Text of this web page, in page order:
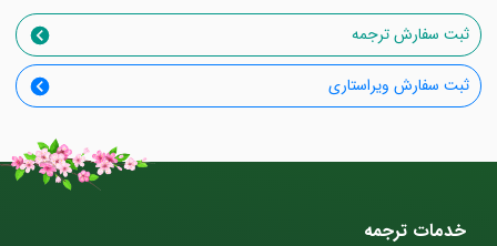
ثبت سفارش ترجمه
ثبت سفارش ویراستاری
خدمات ترجمه